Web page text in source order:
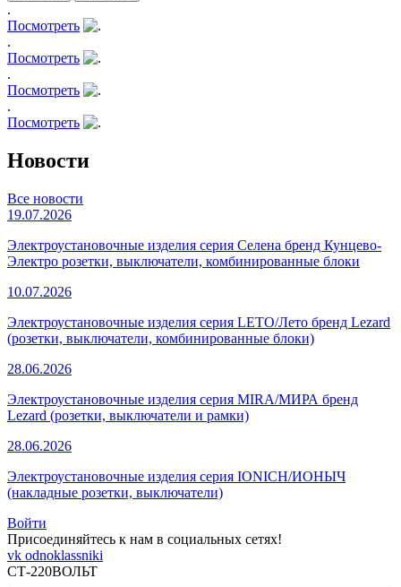
.
Посмотреть
.
Посмотреть
.
Посмотреть
.
Посмотреть
Новости
Все новости
19.07.2026
Электроустановочные изделия серия Селена бренд Кунцево-
Электро розетки, выключатели, комбинированные блоки
10.07.2026
Электроустановочные изделия серия LETO/Лето бренд Lezard
(розетки, выключатели, комбинированные блоки)
28.06.2026
Электроустановочные изделия серия MIRA/МИРА бренд
Lezard (розетки, выключатели и рамки)
28.06.2026
Электроустановочные изделия серия IONICH/ИОНЫЧ
(накладные розетки, выключатели)
Войти
Присоединяйтесь к нам в социальных сетях!
vk odnoklassniki
СТ-220ВОЛЬТ